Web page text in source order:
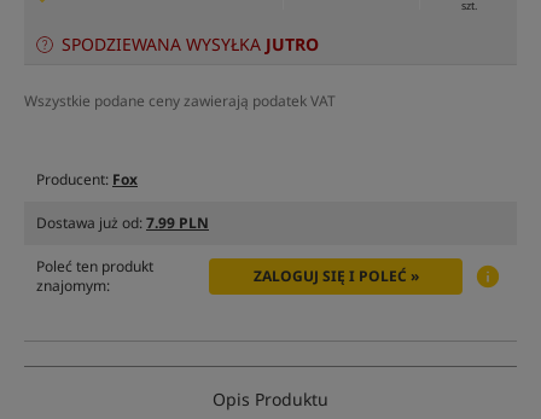
szt.
SPODZIEWANA WYSYŁKA JUTRO
Wszystkie podane ceny zawierają podatek VAT
Producent: Fox
Dostawa już od:7.99 PLN
Poleć ten produkt
znajomym:
ZALOGUJ SIĘ I POLEĆ »
Opis Produktu